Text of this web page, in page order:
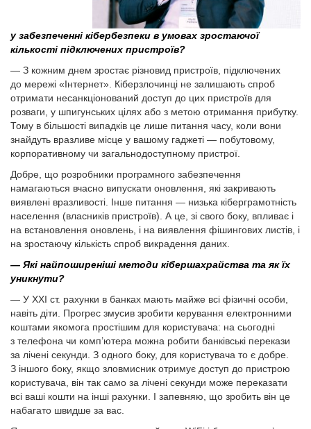
у забезпеченні кібербезпеки в умовах зростаючої
кількості підключених пристроїв?
— З кожним днем зростає різновид пристроїв, підключених
до мережі «Інтернет». Кіберзлочинці не залишають спроб
отримати несанкціонований доступ до цих пристроїв для
розваги, у шпигунських цілях або з метою отримання прибутку.
Тому в більшості випадків це лише питання часу, коли вони
знайдуть вразливе місце у вашому гаджеті — побутовому,
корпоративному чи загальнодоступному пристрої.
Добре, що розробники програмного забезпечення
намагаються вчасно випускати оновлення, які закривають
виявлені вразливості. Інше питання — низька кіберграмотність
населення (власників пристроїв). А це, зі свого боку, впливає і
на встановлення оновлень, і на виявлення фішингових листів, і
на зростаючу кількість спроб викрадення даних.
— Які найпоширеніші методи кібершахрайства та як їх
уникнути?
— У ХХІ ст. рахунки в банках мають майже всі фізичні особи,
навіть діти. Прогрес змусив зробити керування електронними
коштами якомога простішим для користувача: на сьогодні
з телефона чи комп’ютера можна робити банківські перекази
за лічені секунди. З одного боку, для користувача то є добре.
З іншого боку, якщо зловмисник отримує доступ до пристрою
користувача, він так само за лічені секунди може переказати
всі ваші кошти на інші рахунки. І запевняю, що зробить він це
набагато швидше за вас.